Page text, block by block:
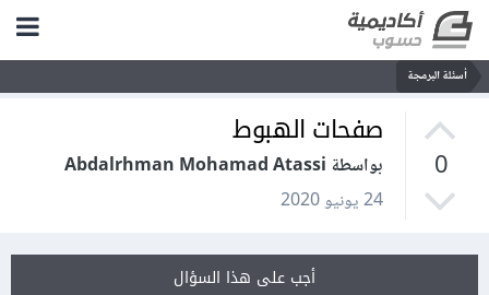
أسئلة البرمجة
0
صفحات الهبوط
بواسطة Abdalrhman Mohamad Atassi
24 يونيو 2020
أجب على هذا السؤال